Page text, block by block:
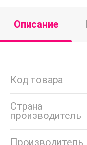
Описание
Код товара
Страна
производитель
Производитель